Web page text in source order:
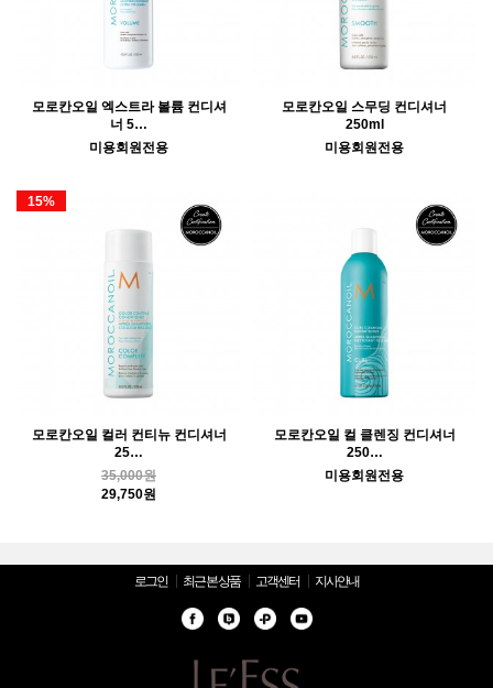
모로칸오일 엑스트라 볼륨 컨디셔
너 5…
미용회원전용
모로칸오일 스무딩 컨디셔너
250ml
미용회원전용
모로칸오일 컬러 컨티뉴 컨디셔너
25…
15%
35,000원
29,750원
모로칸오일 컬 클렌징 컨디셔너
250…
미용회원전용
로그인 최근 본 상품 고객센터 지사안내